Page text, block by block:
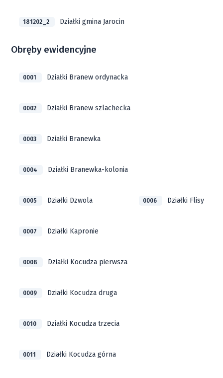
181202_2 Działki gmina Jarocin
Obręby ewidencyjne
0001 Działki Branew ordynacka
0002 Działki Branew szlachecka
0003 Działki Branewka
0004 Działki Branewka-kolonia
0005 Działki Dzwola 0006 Działki Flisy
0007 Działki Kapronie
0008 Działki Kocudza pierwsza
0009 Działki Kocudza druga
0010 Działki Kocudza trzecia
0011 Działki Kocudza górna